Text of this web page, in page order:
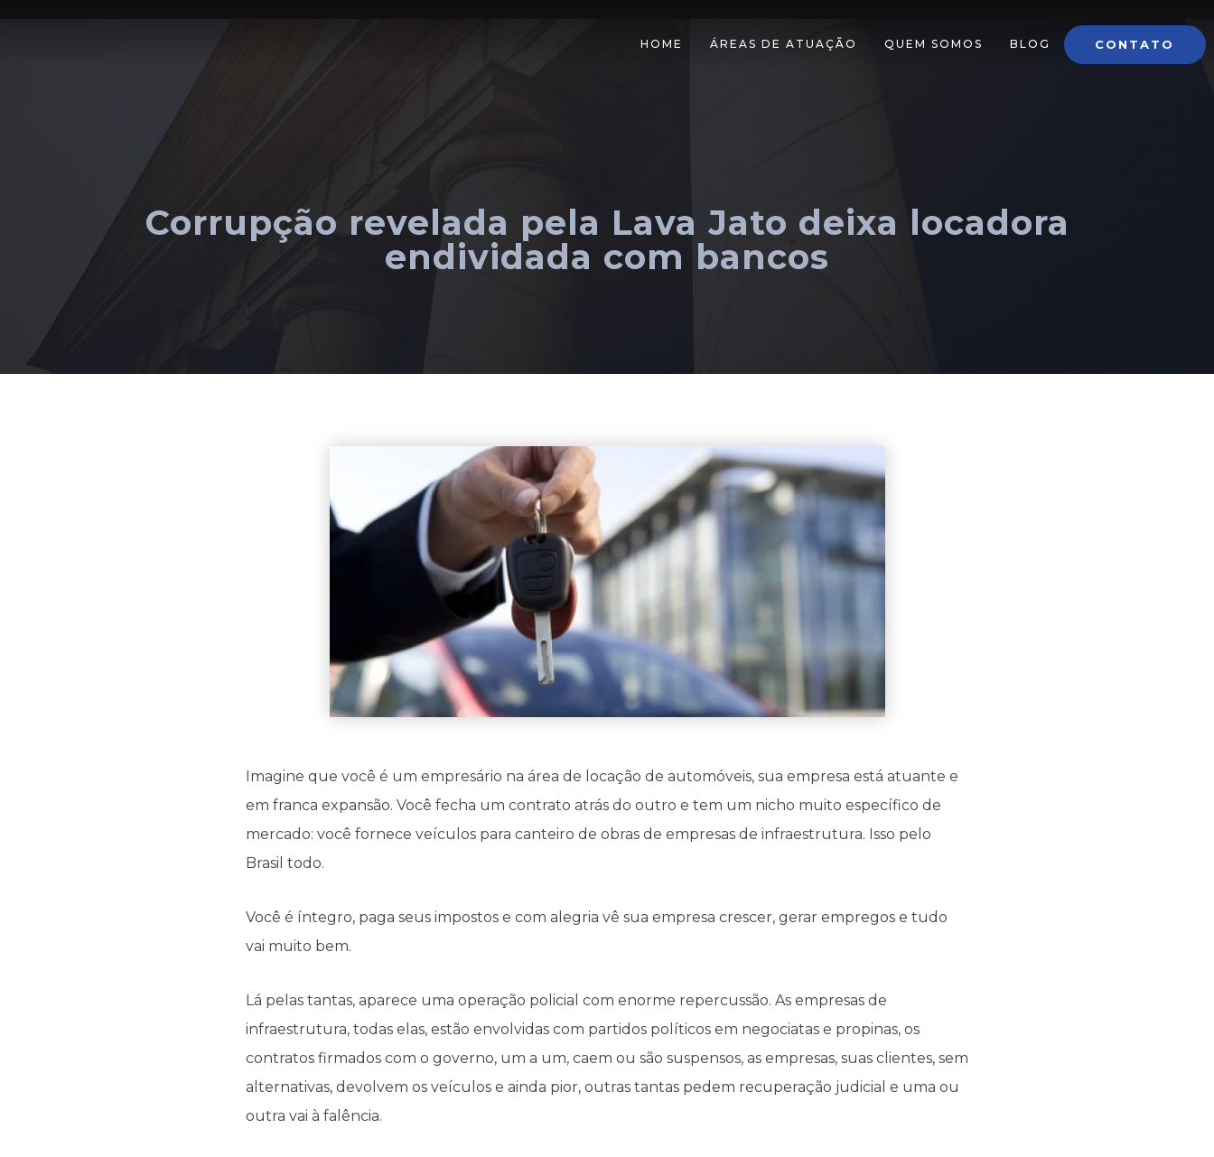
HOME ÁREAS DE ATUAÇÃO QUEM SOMOS BLOG CONTATO
Corrupção revelada pela Lava Jato deixa locadora
endividada com bancos
Imagine que você é um empresário na área de locação de automóveis, sua empresa está atuante e
em franca expansão. Você fecha um contrato atrás do outro e tem um nicho muito específico de
mercado: você fornece veículos para canteiro de obras de empresas de infraestrutura. Isso pelo
Brasil todo.
Você é íntegro, paga seus impostos e com alegria vê sua empresa crescer, gerar empregos e tudo
vai muito bem.
Lá pelas tantas, aparece uma operação policial com enorme repercussão. As empresas de
infraestrutura, todas elas, estão envolvidas com partidos políticos em negociatas e propinas, os
contratos firmados com o governo, um a um, caem ou são suspensos, as empresas, suas clientes, sem
alternativas, devolvem os veículos e ainda pior, outras tantas pedem recuperação judicial e uma ou
outra vai à falência.